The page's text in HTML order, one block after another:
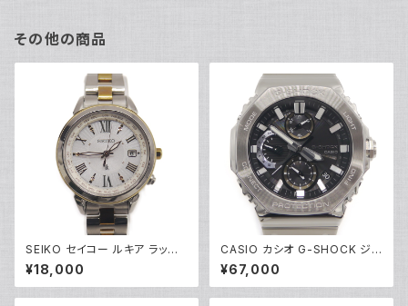
その他の商品
SEIKO セイコー ルキア ラッキ
ーパスポート SSQV020 ソーラ
ー 電波時計 レディースウォッチ
Y05284
¥18,000
CASIO カシオ G-SHOCK ジ
ーショック GMC-B2100D-1AJ
F フルメタルクロノグラフ ソーラ
ー電波時計 モバイルリンク 黒
¥67,000